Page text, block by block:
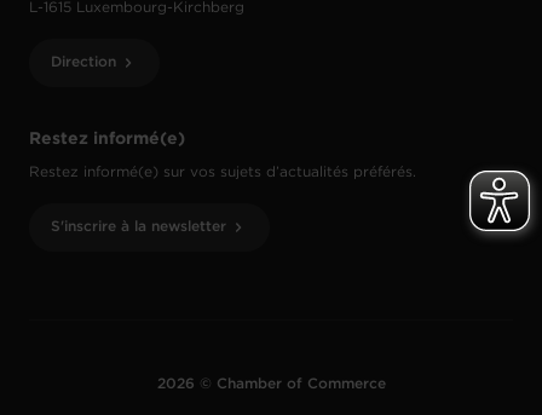
Restez informé(e)
Restez informé(e) sur vos sujets d’actualités préférés.
S'inscrire à la newsletter
L-1615 Luxembourg-Kirchberg
Direction
2026 © Chamber of Commerce